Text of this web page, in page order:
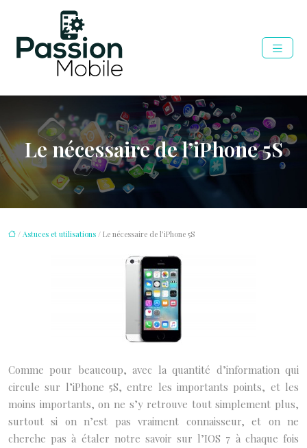
Le nécessaire de l’iPhone 5S
/ Astuces et utilisations / Le nécessaire de l’iPhone 5S
Comme pour beaucoup, avec la quantité d’information qui
circule sur l’iPhone 5S, entre les importants points, et les
moins importants, on ne s’y retrouve tout simplement plus,
surtout si on n’est pas vraiment connaisseur, et on ne
cherche pas à étaler notre savoir sur l’IOS 7 à chaque fois